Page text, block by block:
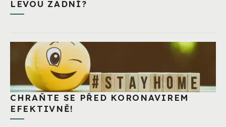
LEVOU ZADNÍ?
CHRAŇTE SE PŘED KORONAVIREM
EFEKTIVNĚ!